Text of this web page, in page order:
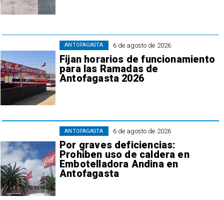
6 de agosto de 2026
Fijan horarios de funcionamiento
para las Ramadas de
Antofagasta 2026
ANTOFAGASTA
6 de agosto de 2026
Por graves deficiencias:
Prohiben uso de caldera en
Embotelladora Andina en
Antofagasta
ANTOFAGASTA